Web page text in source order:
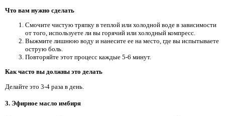
Что вам нужно сделать
Смочите чистую тряпку в теплой или холодной воде в зависимости
от того, используете ли вы горячий или холодный компресс.
Выжмите лишнюю воду и нанесите ее на место, где вы испытываете
острую боль.
Повторяйте этот процесс каждые 5-6 минут.
Как часто вы должны это делать
Делайте это 3-4 раза в день.
3. Эфирное масло имбиря